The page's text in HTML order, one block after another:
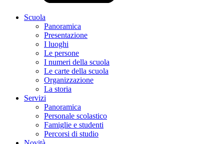
Scuola
Panoramica
Presentazione
I luoghi
Le persone
I numeri della scuola
Le carte della scuola
Organizzazione
La storia
Servizi
Panoramica
Personale scolastico
Famiglie e studenti
Percorsi di studio